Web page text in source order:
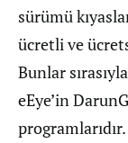
sürümü
ücretli ve
Bunlar
eEye’in